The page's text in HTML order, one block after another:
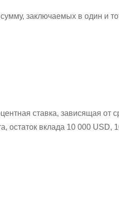
заключаемых в один и
ставка, зависящая от
остаток вклада 10 000 USD,